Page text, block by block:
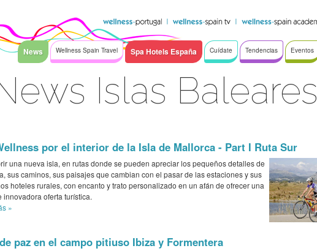
News Wellness Spain Travel Spa Hotels España Cuídate Tendencias Eventos
Islas Baleares
por el interior de la Isla de Mallorca - Part I Ruta Sur
una nueva isla, en rutas donde se pueden apreciar los pequeños detalles de
sus caminos, sus paisajes que cambian con el pasar de las estaciones y sus
hoteles rurales, con encanto y trato personalizado en un afán de ofrecer una
innovadora oferta turística.
»
paz en el campo pitiuso Ibiza y Formentera